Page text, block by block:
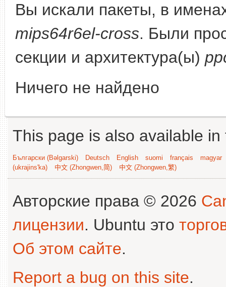
Вы искали пакеты, в
mips64r6el-cross. Были
секции и архитектура(ы)
Ничего не найдено
This page is also available
Български (Bəlgarski) Deutsch English suomi français
magyar
(ukrajins'ka)
中文 (Zhongwen,简) 中文 (Zhongwen,繁)
Авторские права © 2026
лицензии. Ubuntu это
Об этом сайте.
Report a bug on this site.